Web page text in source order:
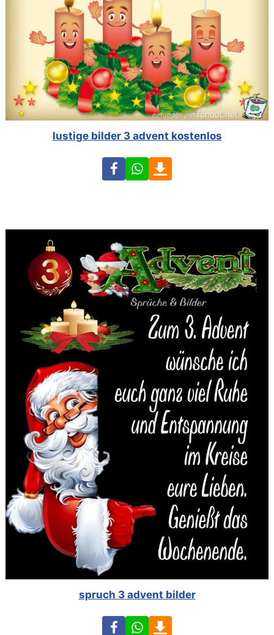
lustige bilder 3 advent kostenlos
FacebookWhatsApp
spruch 3 advent bilder
FacebookWhatsApp